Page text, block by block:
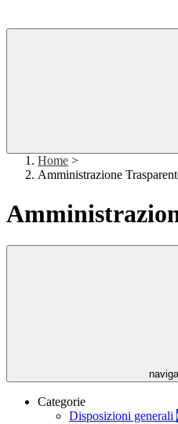
Home >
Amministrazione
Categorie
Disposizioni generali